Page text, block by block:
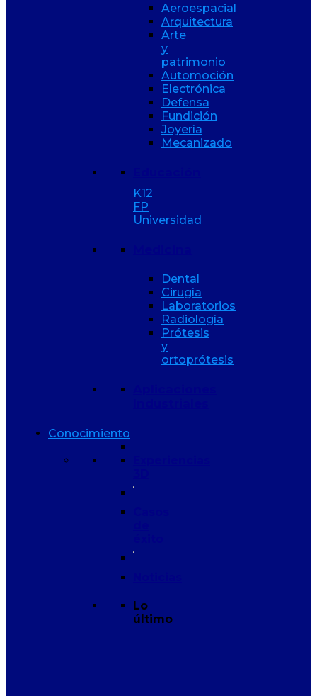
Aeroespacial
Arquitectura
Arte
y
patrimonio
Automoción
Electrónica
Defensa
Fundición
Joyería
Mecanizado
K12
FP
Universidad
Dental
Cirugía
Laboratorios
Radiología
Prótesis
y
ortoprótesis
Conocimiento
Lo
último